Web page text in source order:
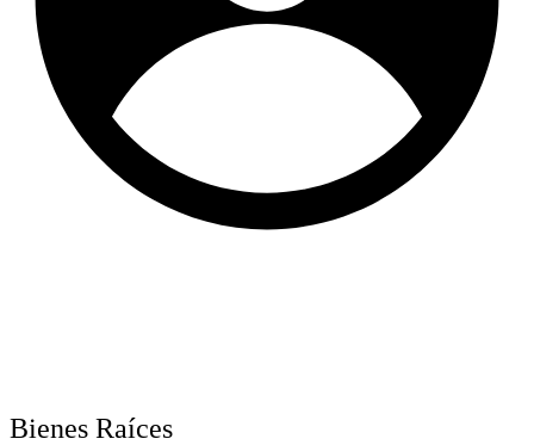
Bienes Raíces